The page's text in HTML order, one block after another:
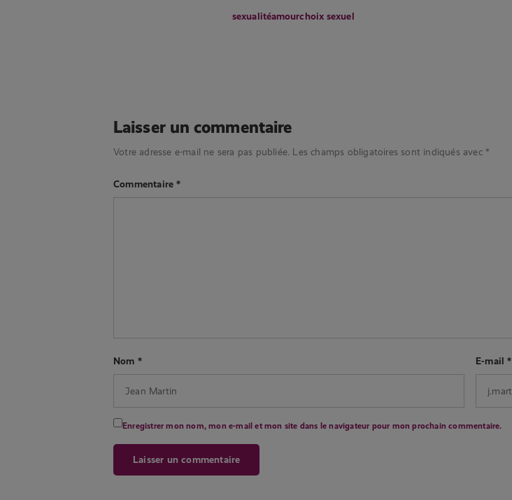
sexualitéamourchoix sexuel
Laisser un commentaire
Votre adresse e-mail ne sera pas publiée. Les champs obligatoires sont indiqués avec*
Commentaire*
Nom * E-mail*
Enregistrer mon nom, mon e-mail et mon site dans le navigateur pour mon prochain commentaire.